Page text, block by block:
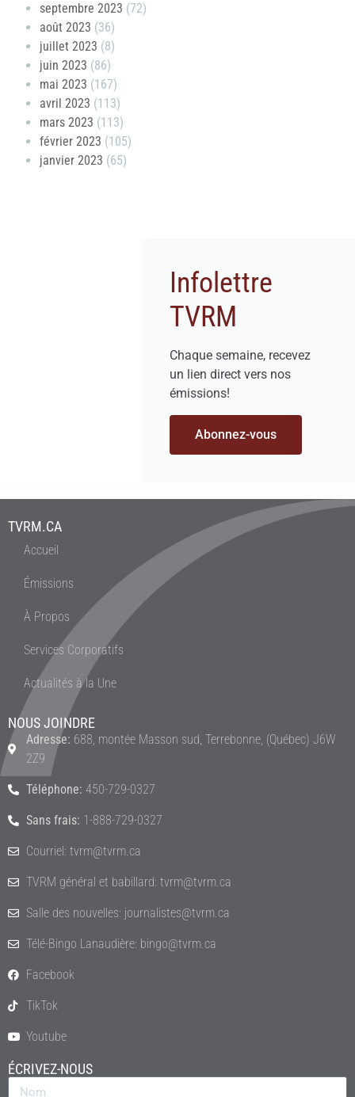
septembre 2023 (72)
août 2023 (36)
juillet 2023 (8)
juin 2023 (86)
mai 2023 (167)
avril 2023 (113)
mars 2023 (113)
février 2023 (105)
janvier 2023 (65)
Infolettre
TVRM
Chaque semaine, recevez
un lien direct vers nos
émissions!
Abonnez-vous
TVRM.CA
Accueil
Émissions
À Propos
Services Corporatifs
Actualités à la Une
NOUS JOINDRE
Adresse: 688, montée Masson sud, Terrebonne, (Québec) J6W
2Z9
Téléphone: 450-729-0327
Sans frais: 1-888-729-0327
Courriel: tvrm@tvrm.ca
TVRM général et babillard: tvrm@tvrm.ca
Salle des nouvelles: journalistes@tvrm.ca
Télé-Bingo Lanaudière: bingo@tvrm.ca
Facebook
TikTok
Youtube
ÉCRIVEZ-NOUS